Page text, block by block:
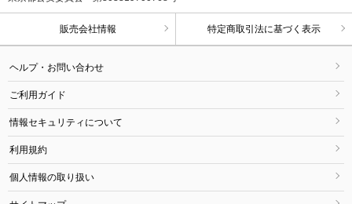
販売会社情報 特定商取引法に基づく表示
ヘルプ・お問い合わせ
ご利用ガイド
情報セキュリティについて
利用規約
個人情報の取り扱い